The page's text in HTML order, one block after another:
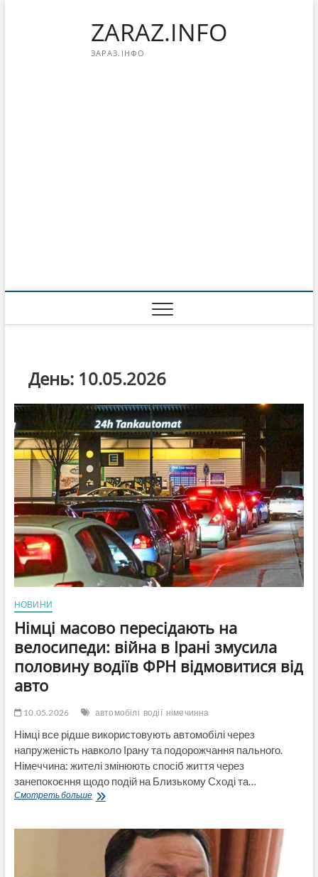
ZARAZ.INFO
ЗАРАЗ.ІНФО
День: 10.05.2026
НОВИНИ
Німці масово пересідають на
велосипеди: війна в Ірані змусила
половину водіїв ФРН відмовитися від
авто
10.05.2026 автомобілі водії німечинна
Німці все рідше використовують автомобілі через
напруженість навколо Ірану та подорожчання пального.
Німеччина: жителі змінюють спосіб життя через
занепокоєння щодо подій на Близькому Сході та…
Смотреть большеНімці
велосипеди:
війна